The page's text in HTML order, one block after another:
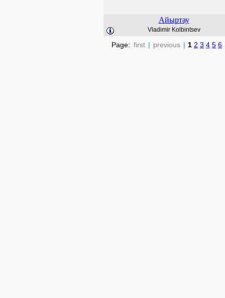
Айыртау
Vladimir Kolbintsev
Page: first | previous | 1 2 3 4 5 6